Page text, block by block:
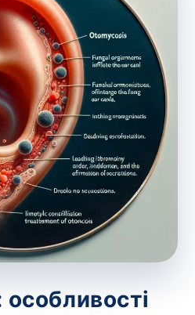
0 грн
на дослідження не
становлять мазки та
біоматеріалу для них
запис до фахівця
вдома